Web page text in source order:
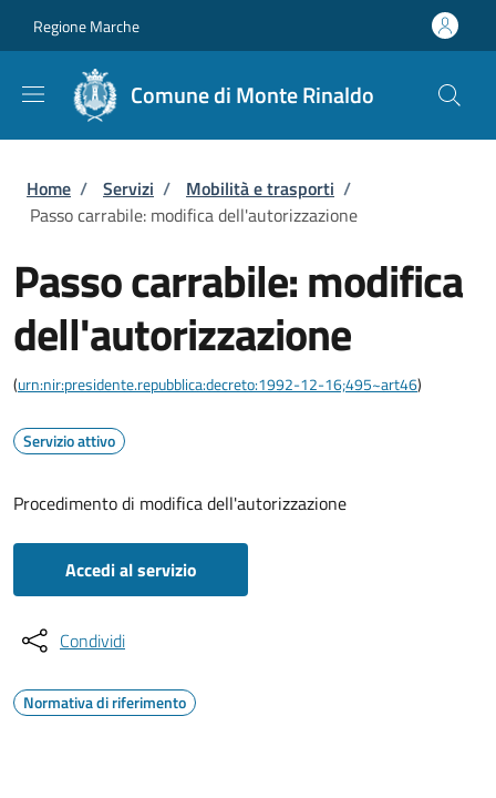
Regione Marche
Comune di Monte Rinaldo
Briciole di pane
Home / Servizi / Mobilità e trasporti /
Passo carrabile: modifica dell'autorizzazione
Passo carrabile: modifica
dell'autorizzazione
(urn:nir:presidente.repubblica:decreto:1992-12-16;495~art46)
Servizio attivo
Procedimento di modifica dell'autorizzazione
Accedi al servizio
Condividi
Normativa di riferimento